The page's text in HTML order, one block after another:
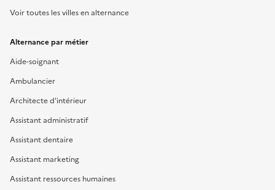
Voir toutes les villes en alternance
Alternance par métier
Aide-soignant
Ambulancier
Architecte d'intérieur
Assistant administratif
Assistant dentaire
Assistant marketing
Assistant ressources humaines